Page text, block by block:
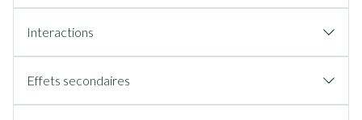
Interactions
Effets secondaires